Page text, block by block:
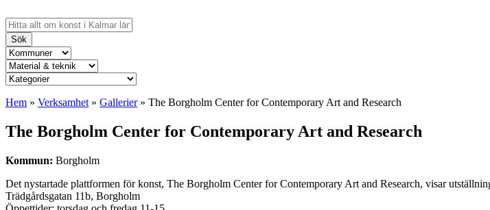
Sök
Hem » Verksamhet » Gallerier» The Borgholm Center for Contemporary Art and Research
The Borgholm Center for Contemporary Art and Research
Kommun: Borgholm
Det nystartade plattformen för konst, The Borgholm Center for Contemporary Art and Research, visar
Trädgårdsgatan 11b, Borgholm